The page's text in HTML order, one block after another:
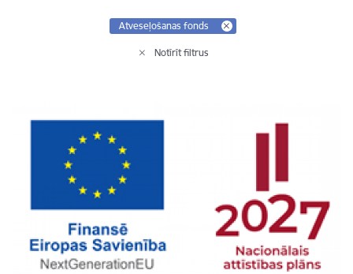
Atveseļošanas fonds
Notīrīt filtrus